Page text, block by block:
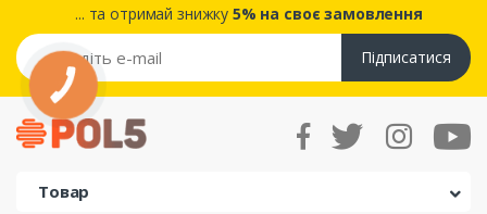
... та отримай знижку 5% на своє замовлення
Підписатися
Товар
КНОПКА
ЗВ'ЯЗКУ